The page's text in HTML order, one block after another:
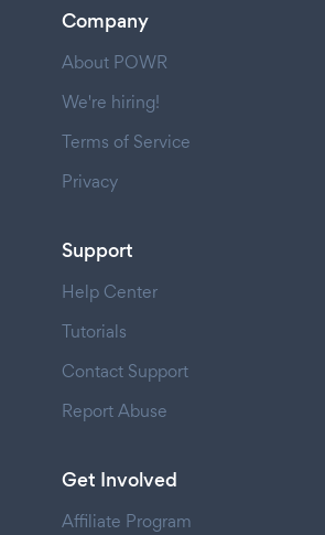
Company
About POWR
We're hiring!
Terms of Service
Privacy
Support
Help Center
Tutorials
Contact Support
Report Abuse
Get Involved
Affiliate Program